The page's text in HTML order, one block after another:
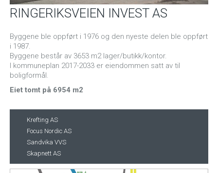
RINGERIKSVEIEN INVEST AS
Byggene ble oppført i 1976 og den nyeste delen ble oppført
i 1987.
Byggene består av 3653 m2 lager/butikk/kontor.
I kommuneplan 2017-2033 er eiendommen satt av til
boligformål.
Eiet tomt på 6954 m2
Krefting AS
Focus Nordic AS
Sandvika VVS
Skapnett AS